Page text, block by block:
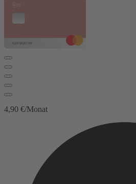
4,90 €/Monat